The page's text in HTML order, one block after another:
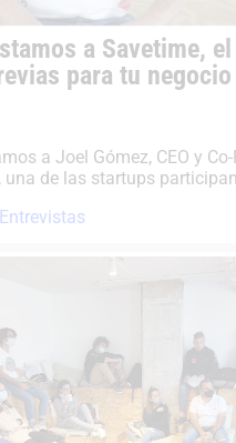
a Savetime,
para tu negocio
a Joel Gómez, CEO y
una de las startups
Entrevistas